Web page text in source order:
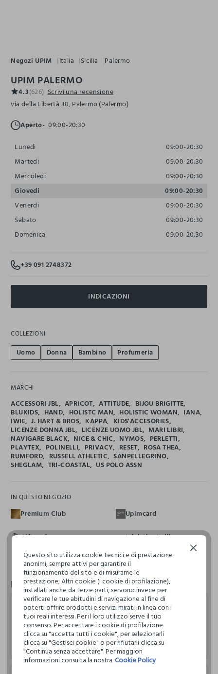
Negozi UPIM Italia Sicilia Palermo
UPIM PALERMO
4.3(626) Scrivi una recensione
via della Libertà 30, Palermo (Palermo)
Aperto 09:00-20:30
Lunedi
09:00-20:30
Martedi
09:00-20:30
Mercoledi
09:00-20:30
Giovedi
09:00-20:30
Venerdi
09:00-20:30
Sabato
09:00-20:30
Domenica
09:00-20:30
+39 091 2748372
INDICAZIONI
COLLEZIONI
Uomo Donna Bambino Profumeria
MARCHI
ACCESSORI JBL APRICOT ATTITUDE BIJOU BRIGITTE
BLUKIDS HAND HOLISTC MAN HOLISTIC WOMAN IANA
IWIE J. HART & BROS KAPPA KIDS'ACCESORIES
LICENZE DONNA JBL LICENZE UOMO JBL MARI LIBRI
NAVIGARE BLACK NICE & CHIC NYMOS PERLETTI
PLAYTEX POLINELLI PRIVACY RESET ROSA THEA
RUMFORD RUSSELL ATHLETIC SANPELLEGRINO
SHEGLAM TRI-COASTAL US POLO ASSN
IN QUESTO NEGOZIO
Premium Club Upimcard
Giftcard Iniziativa Enilive
Recensioni
francesco siino
29.07.2026
Tante soluzioni per tanti eventi
Questo sito utilizza cookie tecnici e di prestazione
anonimi, sempre attivi per garantire il
funzionamento del sito e di misurarne le
prestazione; Altri cookie (i cookie di profilazione),
installati anche da terze parti, servono invece per
verificare le tue abitudini di navigazione al fine di
poterti offrire prodotti e servizi mirati in linea con i
tuoi reali interessi. Per il loro utilizzo serve il tuo
consenso. Per accettare i cookie di profilazione
clicca su "accetta tutti i cookie", per selezionarli
clicca su "Gestisci cookie" o per rifiutarli clicca su
"Continua senza accettare". Per maggiori
informazioni consulta la nostra Cookie Policy
Continua senza accettare